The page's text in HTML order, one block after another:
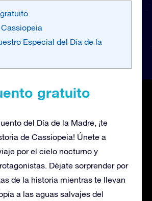
Especial del Día de la
gratuito
del Día de la Madre, ¡te
de Cassiopeia! Únete a
por el cielo nocturno y
Déjate sorprender por
de la historia mientras te llevan
a las aguas salvajes del